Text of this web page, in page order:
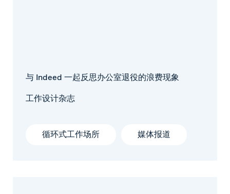
与 Indeed 一起反思办公室退役的浪费现象
工作设计杂志
循环式工作场所 媒体报道